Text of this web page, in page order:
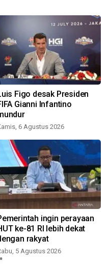
Figo desak Presiden
Gianni Infantino
6 Agustus 2026
ingin perayaan
ke-81 RI lebih dekat
rakyat
5 Agustus 2026